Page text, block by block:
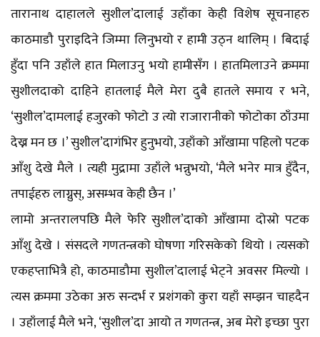
तारानाथ दाहालले सुशील’दालाई उहाँका केही विशेष सूचनाहरु
काठमाडौ पुराइदिने जिम्मा लिनुभयो र हामी उठ्न थालिम् । बिदाई
हुँदा पनि उहाँले हात मिलाउनु भयो हामीसँग । हातमिलाउने क्रममा
सुशीलदाको दाहिने हातलाई मैले मेरा दुबै हातले समाय र भने,
‘सुशील’दामलाई हजुरको फोटो उ त्यो राजारानीको फोटोका ठाँउमा
देख्न मन छ ।’ सुशील’दागंभिर हुनुभयो, उहाँको आँखामा पहिलो पटक
आँशु देखे मैले । त्यही मुद्रामा उहाँले भन्नुभयो, ‘मैले भनेर मात्र हुँदैन,
तपाईहरु लाग्नुस्, असम्भव केही छैन ।’
लामो अन्तरालपछि मैले फेरि सुशील’दाको आँखामा दोस्रो पटक
आँशु देखे । संसदले गणतन्त्रको घोषणा गरिसकेको थियो । त्यसको
एकहप्ताभित्रै हो, काठमाडौमा सुशील’दालाई भेट्ने अवसर मिल्यो ।
त्यस क्रममा उठेका अरु सन्दर्भ र प्रशंगको कुरा यहाँ सम्झन चाहदैन
। उहाँलाई मैले भने, ‘सुशील’दा आयो त गणतन्त्र, अब मेरो इच्छा पुरा